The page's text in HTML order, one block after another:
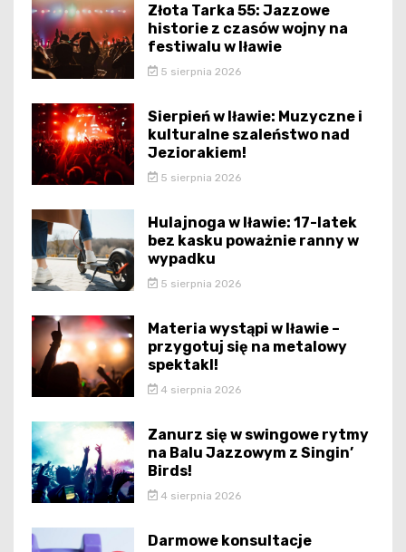
Złota Tarka 55: Jazzowe
historie z czasów wojny na
festiwalu w Iławie
5 sierpnia 2026
Sierpień w Iławie: Muzyczne i
kulturalne szaleństwo nad
Jeziorakiem!
5 sierpnia 2026
Hulajnoga w Iławie: 17-latek
bez kasku poważnie ranny w
wypadku
5 sierpnia 2026
Materia wystąpi w Iławie –
przygotuj się na metalowy
spektakl!
4 sierpnia 2026
Zanurz się w swingowe rytmy
na Balu Jazzowym z Singin’
Birds!
4 sierpnia 2026
Darmowe konsultacje